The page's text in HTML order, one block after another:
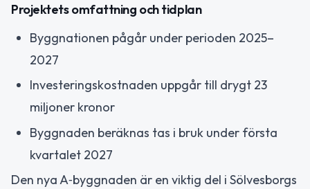
Projektets omfattning och tidplan
Byggnationen pågår under perioden 2025–
2027
Investeringskostnaden uppgår till drygt 23
miljoner kronor
Byggnaden beräknas tas i bruk under första
kvartalet 2027
Den nya A‑byggnaden är en viktig del i Sölvesborgs